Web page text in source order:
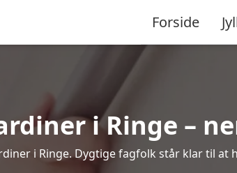
Forside
i Ringe –
i Ringe. Dygtige fagfolk står klar til